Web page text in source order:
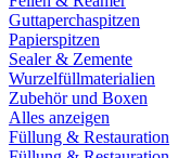
Guttaperchaspitzen
Papierspitzen
Sealer & Zemente
Wurzelfüllmaterialien
Zubehör und Boxen
Alles anzeigen
Füllung & Restauration